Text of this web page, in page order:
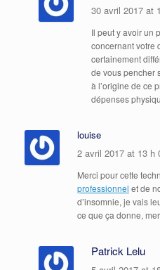
30 avril 2017 at
Il peut y avoir un
concernant votre
certainement
de vous pencher
à l’origine de ce
dépenses
louise
2 avril 2017 at 13 h
Merci pour cette
professionnel et de
d’insomnie, je vais
ce que ça donne,
Patrick Lelu